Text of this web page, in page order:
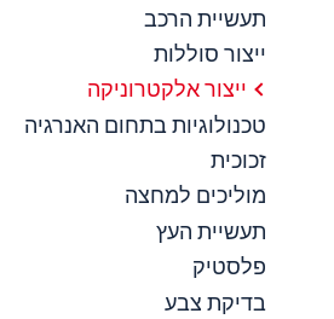
תעשיית הרכב
ייצור סוללות
ייצור אלקטרוניקה
טכנולוגיות בתחום האנרגיה
זכוכית
מוליכים למחצה
תעשיית העץ
פלסטיק
בדיקת צבע